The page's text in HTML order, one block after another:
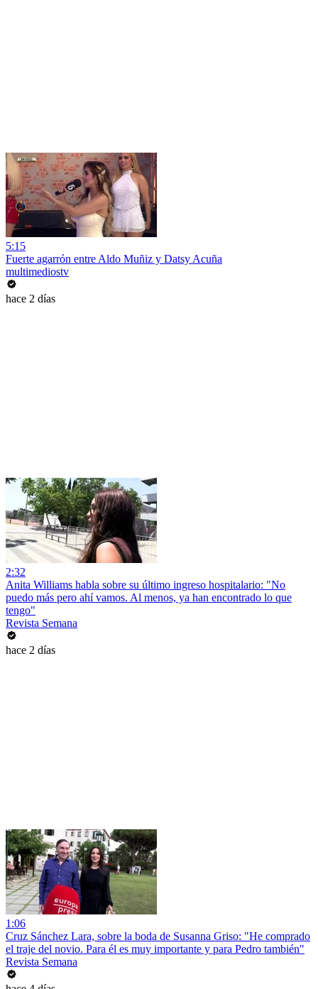
5:15
Fuerte agarrón entre Aldo Muñiz y Datsy Acuña
multimediostv
hace 2 días
2:32
Anita Williams habla sobre su último ingreso hospitalario: "No
puedo más pero ahí vamos. Al menos, ya han encontrado lo que
tengo"
Revista Semana
hace 2 días
1:06
Cruz Sánchez Lara, sobre la boda de Susanna Griso: "He comprado
el traje del novio. Para él es muy importante y para Pedro también"
Revista Semana